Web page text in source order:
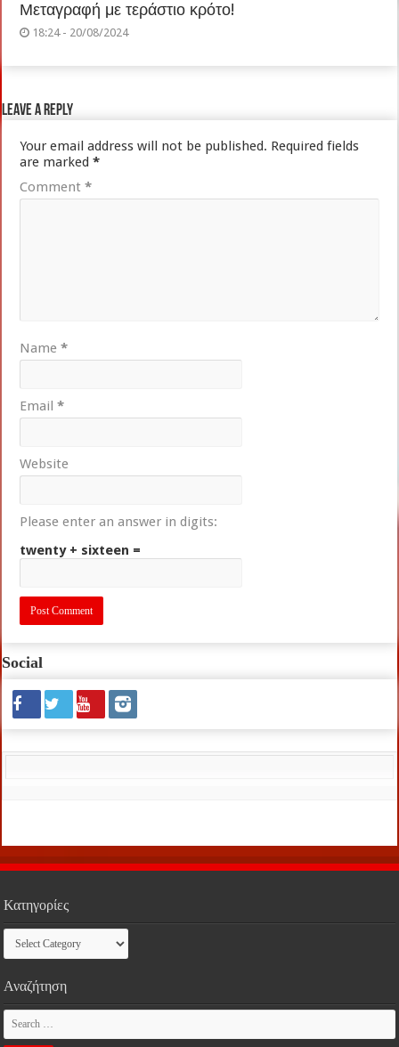
Μεταγραφή με τεράστιο κρότο!
18:24 - 20/08/2024
Leave a Reply
Your email address will not be published. Required fields
are marked*
Comment*
Name*
Email*
Website
Please enter an answer in digits:
twenty + sixteen =
Social
Κατηγορίες
Κατηγορίες
Αναζήτηση